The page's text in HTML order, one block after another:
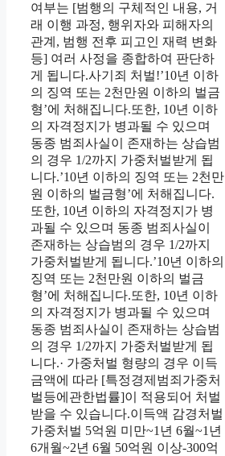
여부는 [범행의 구체적인 내용, 거
래 이행 과정, 행위자와 피해자의
관계, 범행 전후 피고인 재력 변화
등] 여러 사정을 종합하여 판단하
게 됩니다.사기죄 처벌!’10년 이하
의 징역 또는 2천만원 이하의 벌금
형’에 처해집니다.또한, 10년 이하
의 자격정지가 병과될 수 있으며
동종 범죄사실이 존재하는 상습범
의 경우 1/2까지 가중처벌받게 됩
니다.’10년 이하의 징역 또는 2천만
원 이하의 벌금형’에 처해집니다.
또한, 10년 이하의 자격정지가 병
과될 수 있으며 동종 범죄사실이
존재하는 상습범의 경우 1/2까지
가중처벌받게 됩니다.’10년 이하의
징역 또는 2천만원 이하의 벌금
형’에 처해집니다.또한, 10년 이하
의 자격정지가 병과될 수 있으며
동종 범죄사실이 존재하는 상습범
의 경우 1/2까지 가중처벌받게 됩
니다.· 가중처벌 형량의 경우 이득
금액에 따라 [특정경제범죄가중처
벌등에관한법률]이 적용되어 처벌
받을 수 있습니다.이득액 감경처벌
가중처벌 5억원 미만~1년 6월~1년
6개월~2년 6월 50억원 이상-300억